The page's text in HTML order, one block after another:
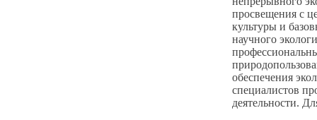
просвещения с
культуры и
научного
обеспечения
специалистов
деятельности.